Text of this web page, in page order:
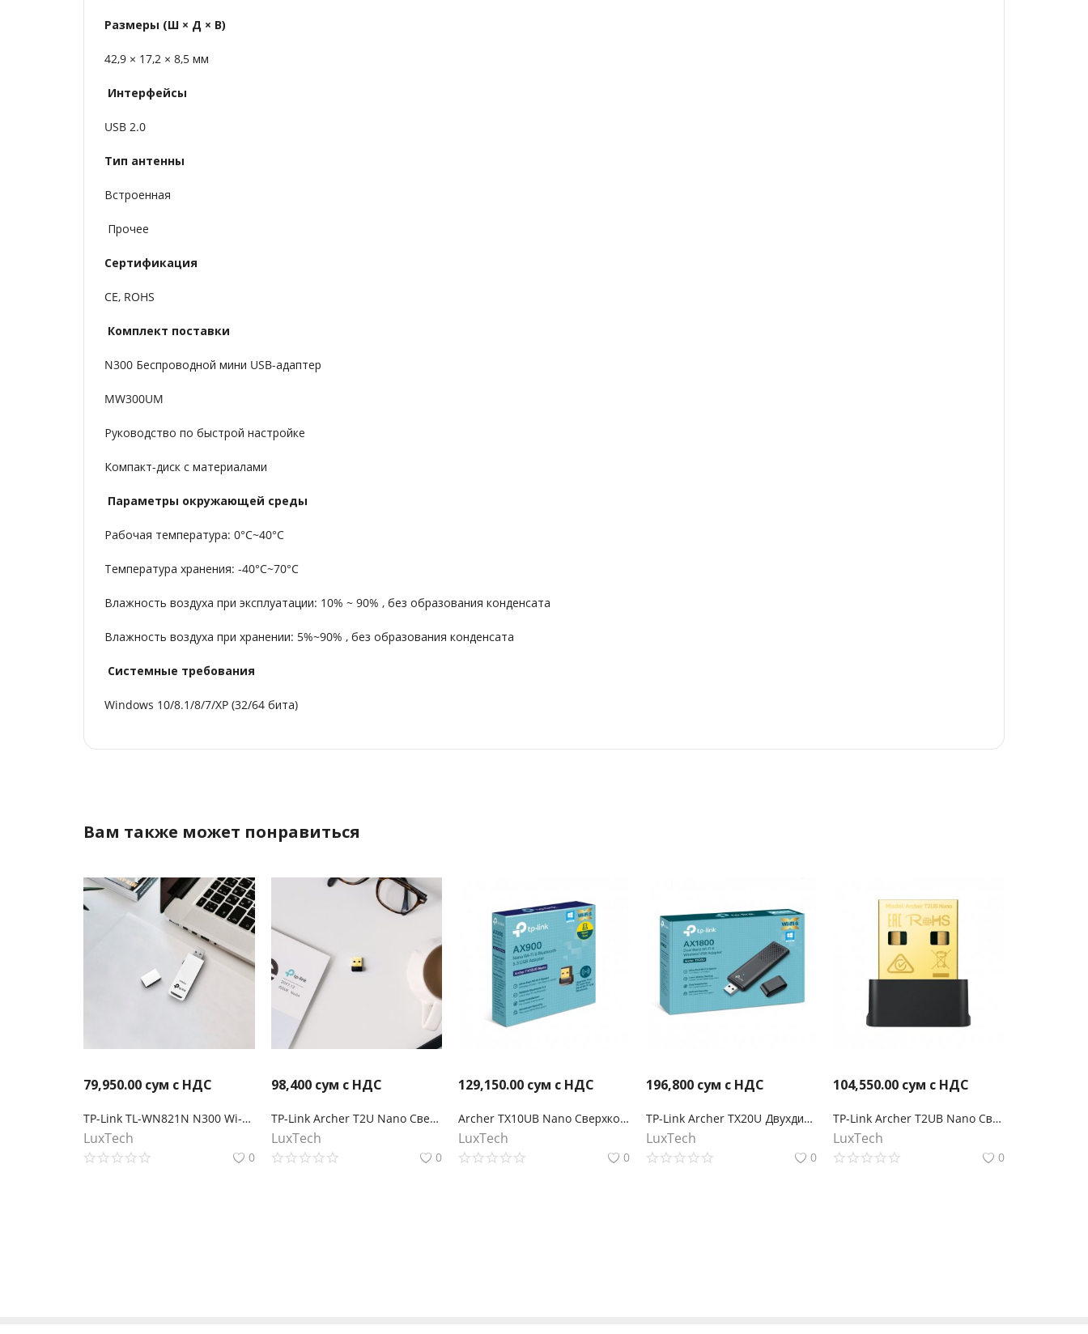
Размеры (Ш × Д × В)
42,9 × 17,2 × 8,5 мм
Интерфейсы
USB 2.0
Тип антенны
Встроенная
Прочее
Сертификация
CE, ROHS
Комплект поставки
N300 Беспроводной мини USB-адаптер
MW300UM
Руководство по быстрой настройке
Компакт-диск с материалами
Параметры окружающей среды
Рабочая температура: 0°C~40°C
Температура хранения: -40°C~70°C
Влажность воздуха при эксплуатации: 10% ~ 90% , без образования конденсата
Влажность воздуха при хранении: 5%~90% , без образования конденсата
Системные требования
Windows 10/8.1/8/7/XP (32/64 бита)
Вам также может понравиться
79,950.00 сум с НДС
TP-Link TL-WN821N N300 Wi-Fi USB-адаптер
LuxTech
0
98,400 сум с НДС
TP-Link Archer T2U Nano Сверхкомпактный двухдиапазонный USB-адаптер с поддержкой Wi-Fi AC600
LuxTech
0
129,150.00 сум с НДС
Archer TX10UB Nano Сверхкомпактный двухдиапазонный USB‑адаптер с поддержкой Wi‑Fi AX900 и Bluetooth 5.3
LuxTech
0
196,800 сум с НДС
TP-Link Archer TX20U Двухдиапазонный USB‑адаптер с поддержкой Wi‑Fi AX1800
LuxTech
0
104,550.00 сум с НДС
TP-Link Archer T2UB Nano Сверхкомпактный двухдиапазонный USB‑адаптер с поддержкой Wi‑Fi AC600 и Bluetooth 4.2
LuxTech
0